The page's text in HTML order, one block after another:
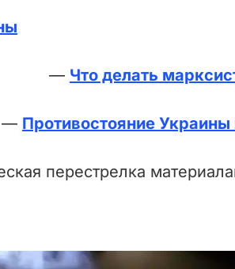
— Что делать
— Противостояние Украины
перестрелка